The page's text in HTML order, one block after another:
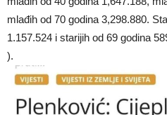
mlađih od 70 godina 3,298.880.
1.157.524 i starijih od 69 godina